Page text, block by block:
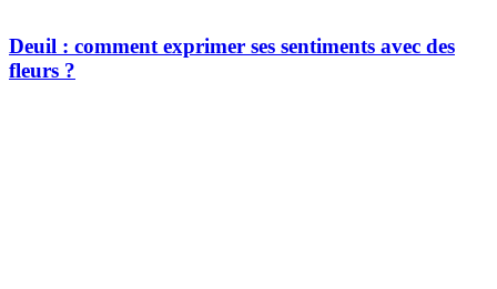
Deuil : comment exprimer ses sentiments avec des
fleurs ?